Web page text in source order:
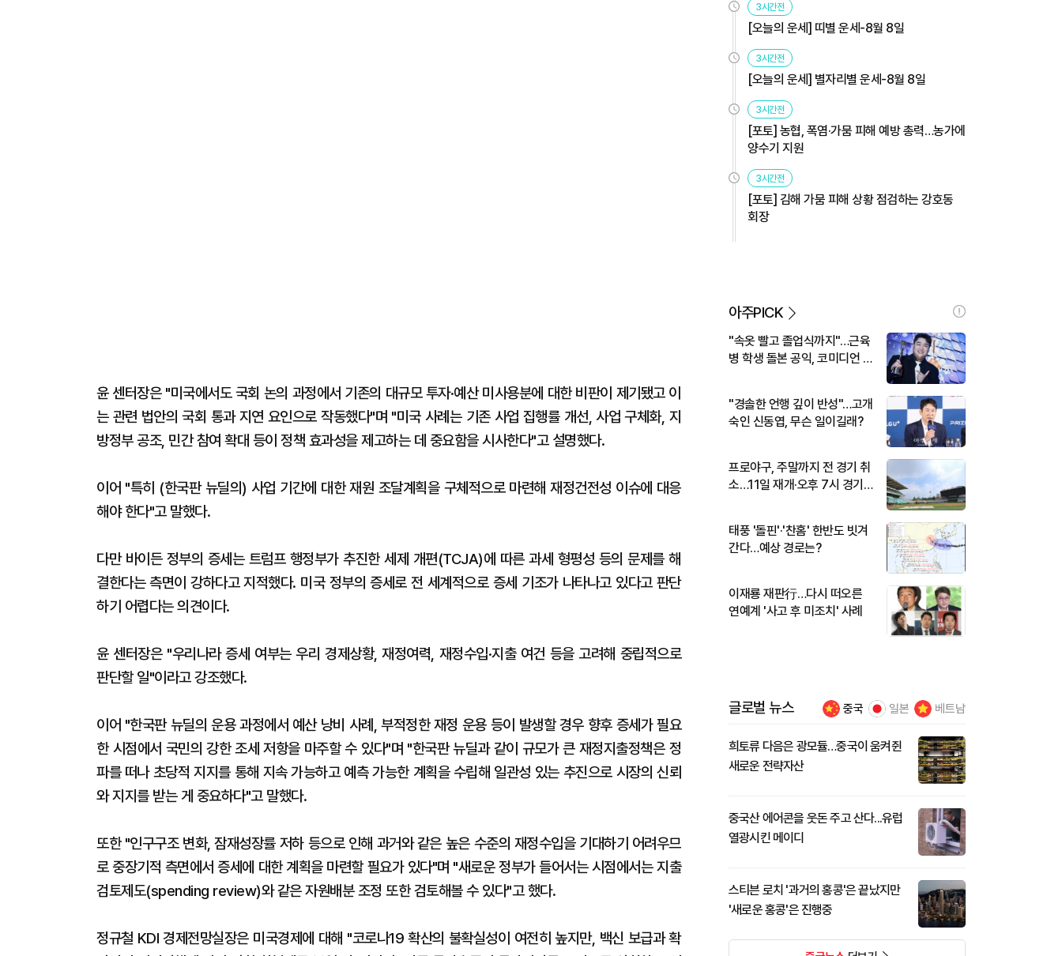
윤 센터장은 "미국에서도 국회 논의 과정에서 기존의 대규모 투자·예산 미사용분에 대한 비판이 제기됐고 이
는 관련 법안의 국회 통과 지연 요인으로 작동했다"며 "미국 사례는 기존 사업 집행률 개선, 사업 구체화, 지
방정부 공조, 민간 참여 확대 등이 정책 효과성을 제고하는 데 중요함을 시사한다"고 설명했다.
이어 "특히 (한국판 뉴딜의) 사업 기간에 대한 재원 조달계획을 구체적으로 마련해 재정건전성 이슈에 대응
해야 한다"고 말했다.
다만 바이든 정부의 증세는 트럼프 행정부가 추진한 세제 개편(TCJA)에 따른 과세 형평성 등의 문제를 해
결한다는 측면이 강하다고 지적했다. 미국 정부의 증세로 전 세계적으로 증세 기조가 나타나고 있다고 판단
하기 어렵다는 의견이다.
윤 센터장은 "우리나라 증세 여부는 우리 경제상황, 재정여력, 재정수입·지출 여건 등을 고려해 중립적으로
판단할 일"이라고 강조했다.
이어 "한국판 뉴딜의 운용 과정에서 예산 낭비 사례, 부적정한 재정 운용 등이 발생할 경우 향후 증세가 필요
한 시점에서 국민의 강한 조세 저항을 마주할 수 있다"며 "한국판 뉴딜과 같이 규모가 큰 재정지출정책은 정
파를 떠나 초당적 지지를 통해 지속 가능하고 예측 가능한 계획을 수립해 일관성 있는 추진으로 시장의 신뢰
와 지지를 받는 게 중요하다"고 말했다.
또한 "인구구조 변화, 잠재성장률 저하 등으로 인해 과거와 같은 높은 수준의 재정수입을 기대하기 어려우므
로 중장기적 측면에서 증세에 대한 계획을 마련할 필요가 있다"며 "새로운 정부가 들어서는 시점에서는 지출
검토제도(spending review)와 같은 자원배분 조정 또한 검토해볼 수 있다"고 했다.
정규철 KDI 경제전망실장은 미국경제에 대해 "코로나19 확산의 불확실성이 여전히 높지만, 백신 보급과 확
3시간전
[오늘의 운세] 띠별 운세-8월 8일
3시간전
[오늘의 운세] 별자리별 운세-8월 8일
3시간전
[포토] 농협, 폭염·가뭄 피해 예방 총력…농가에
양수기 지원
3시간전
[포토] 김해 가뭄 피해 상황 점검하는 강호동
회장
아주PICK
"속옷 빨고 졸업식까지"…근육
병 학생 돌본 공익, 코미디언 김
"경솔한 언행 깊이 반성"…고개
숙인 신동엽, 무슨 일이길래?
프로야구, 주말까지 전 경기 취
소…11일 재개·오후 7시 경기
태풍 '돌핀'·'찬홈' 한반도 빗겨
간다…예상 경로는?
이재룡 재판行…다시 떠오른
연예계 '사고 후 미조치' 사례
글로벌 뉴스 중국 일본 베트남
희토류 다음은 광모듈…중국이 움켜쥔
새로운 전략자산
중국산 에어콘을 웃돈 주고 산다...유럽
열광시킨 메이디
스티븐 로치 '과거의 홍콩'은 끝났지만
'새로운 홍콩'은 진행중